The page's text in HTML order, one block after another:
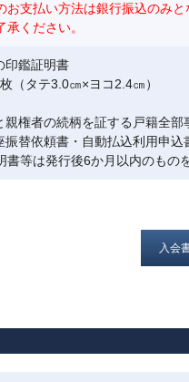
支払い方法は銀行振込のみ
ください。
印鑑証明書
（タテ3.0㎝×ヨコ2.4㎝）
親権者の続柄を証する戸籍全部
振替依頼書・自動払込利用申
書等は発行後6か月以内のもの
入会